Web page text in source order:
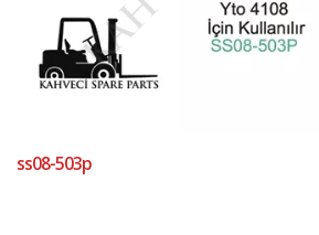
ss08-503p